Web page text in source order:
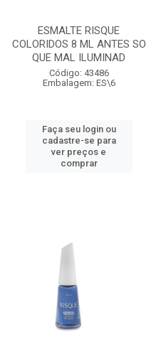
ESMALTE RISQUE
COLORIDOS 8 ML ANTES SO
QUE MAL ILUMINAD
Código: 43486
Embalagem: ES\6
Faça seu login ou
cadastre-se para
ver preços e
comprar